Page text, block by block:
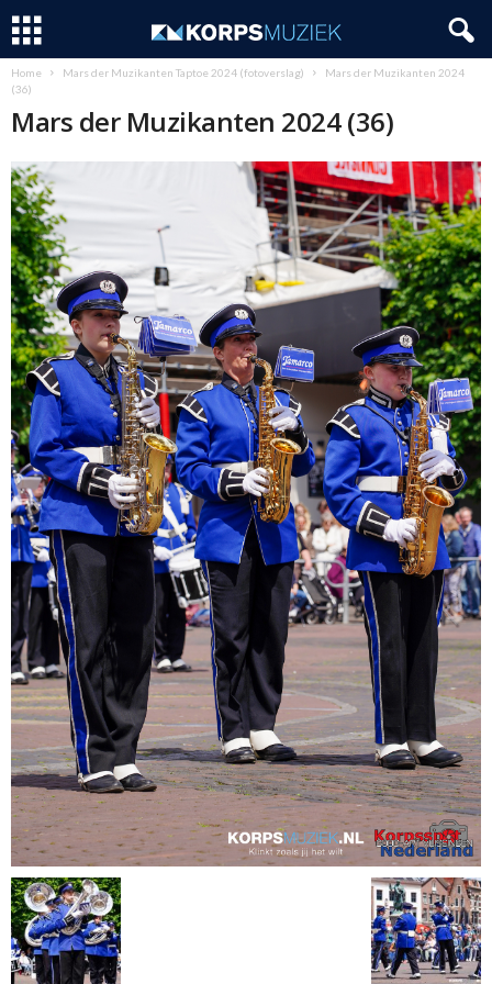
Home Mars der Muzikanten Taptoe 2024 (fotoverslag)
Mars der Muzikanten 2024
(36)
Mars der Muzikanten 2024 (36)